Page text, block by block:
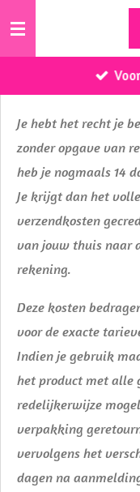
Ga
de
hoofdinhoud
Je hebt het recht je
zonder opgave van
heb je nogmaals 14
Je krijgt dan het
verzendkosten
van jouw thuis naar
rekening.
Deze kosten
voor de exacte
Indien je gebruik
het product met alle
redelijkerwijze
verpakking
vervolgens het
dagen na